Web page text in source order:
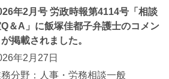
年2月号 労政時報第4114号「相談
＆A」に飯塚佳都子弁護士のコメン
が掲載されました。
年2月27日
分野：人事・労務相談一般